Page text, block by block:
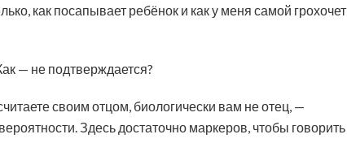
как посапывает ребёнок и как у меня самой грохочет
— не подтверждается?
своим отцом, биологически вам не отец, —
Здесь достаточно маркеров, чтобы говорить